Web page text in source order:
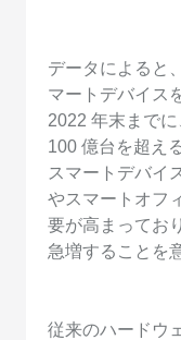
データによると
マートデバイス
2022 年末まで
100 億台を超え
スマートデバイ
やスマートオフ
要が高まってお
急増することを
従来のハードウ